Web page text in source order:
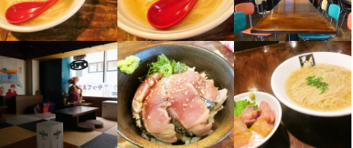
ックそのもの。食べることにも時間に追われ、ごみを出したくな
いからと、終電を降りて最寄り駅で終電を降りてはコンビニで買
ったお弁当を歩きながら食べ、帰宅途中のコンビニにそのごみを
捨てるという生活。食べることに喜びは勿論、「いただきます」
も「ごちそうさま」もありませんでした。
自分で飲食店を立ち上げる際、それらを痛烈に思い出し、昔大事
にしていたものをもう一度思い出そう、と心に決めました。
選考の流れ
応募の連絡があり次第、速やかにご連絡いたします。
勿論直接お店までご連絡いただいてもOKです(こちらの方が対応
は早いかと思います)。
その後、お時間を調整の上、店舗にお越しいただき、面接となり
ます。
に着けてもらいたいと思っています。
小さな規模の飲食業を通じて、大きなことを吸収してもらえるよ
うに頑張ります！
私が飲食業に興味を持ち始めて20年前に働き始めたころは、業界
自体がとてもブラックでした。
大手の上場企業でも休みなし、タイムカード無し、残業代無し、
有給無し。
・コミュニケーションを通じ何か表現したい！
・食べること、飲むことが好き！
・アルバイトをするなら何か将来に役に立つことをしたい！
・何か一芸を持っている！
・将来飲食店を経営してみたい！
に着けてもらいたいと思っています。
小さな規模の飲食業を通じて、大きなことを吸収してもらえるよ
うに頑張ります！
私が飲食業に興味を持ち始めて20年前に働き始めたころは、業界
自体がとてもブラックでした。
大手の上場企業でも休みなし、タイムカード無し、残業代無し、
有給無し。
選考の流れ
応募の連絡があり次第、速やかにご連絡いたします。
勿論直接お店までご連絡いただいてもOKです(こちらの方が対応
は早いかと思います)。
その後、お時間を調整の上、店舗にお越しいただき、面接となり
ます。
に着けてもらいたいと思っています。
小さな規模の飲食業を通じて、大きなことを吸収してもらえるよ
うに頑張ります！
私が飲食業に興味を持ち始めて20年前に働き始めたころは、業界
自体がとてもブラックでした。
大手の上場企業でも休みなし、タイムカード無し、残業代無し、
有給無し。